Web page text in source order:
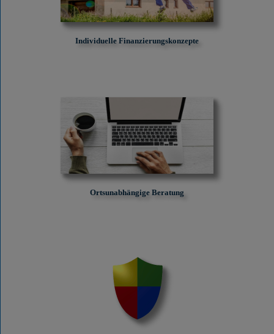
Individuelle Finanzierungskonzepte
Ortsunabhängige Beratung